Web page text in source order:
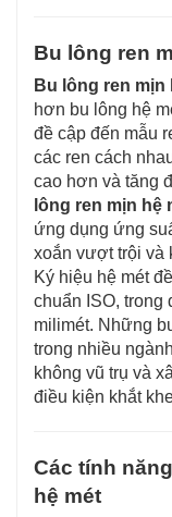
Bu lông ren
Bu lông ren mịn
hơn bu lông hệ
đề cập đến mẫu
các ren cách
cao hơn và tăng
lông ren mịn hệ
ứng dụng ứng
xoắn vượt trội và
Ký hiệu hệ mét
chuẩn ISO,
milimét. Những
trong nhiều
không vũ trụ và
điều kiện khắt
Các tính
hệ mét